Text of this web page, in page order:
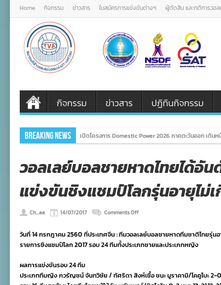
Home กิจกรรม ข่าวสาร ใบสมัครการแข่งขันต่างๆ ผู้ตัดสิน และกติการวอ
กิจกรรม ข่าวสาร ปฏิทินกิจกรรม
Breaking News เปิดโครงการ Domestic Power 2026 ภาคตะวันออก เดิ
วอลเลย์บอลชายหาดไทยได้อั
แข่งขันชิงแชมป์โลกรุ่นอายุไม่เ
Ch...aa 14/07/2017 Comments Offon
ไทย
ได้
การ
แข่งขัน
วันที่ 14 กรกฎาคม 2560 ที่ประเทศจีน : ทีมวอลเลย์บอลชายหาดทีมชาติไทยรุ่น
รายการชิงแชมป์โลก 2017 รอบ 24 ทีมทั้งประเภทชายและประเภทหญิง
ผลการแข่งขันรอบ 24 ทีม
ประเภททีมญิง ภวรัญชน์ จันทวิชัย / ทัศริดา สิงห์เชื้อ ชนะ มูราคามิ/โคคูโบะ 2-0